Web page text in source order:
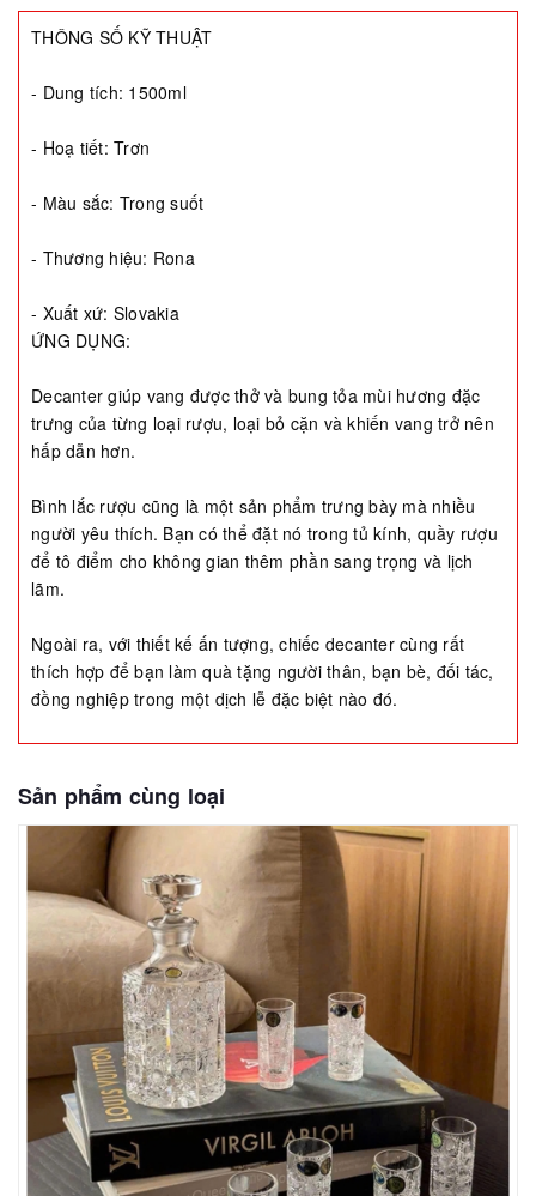
THÔNG SỐ KỸ THUẬT
- Dung tích: 1500ml
- Hoạ tiết: Trơn
- Màu sắc: Trong suốt
- Thương hiệu: Rona
- Xuất xứ: Slovakia
ỨNG DỤNG:
Decanter giúp vang được thở và bung tỏa mùi hương đặc
trưng của từng loại rượu, loại bỏ cặn và khiến vang trở nên
hấp dẫn hơn.
Bình lắc rượu cũng là một sản phẩm trưng bày mà nhiều
người yêu thích. Bạn có thể đặt nó trong tủ kính, quầy rượu
để tô điểm cho không gian thêm phần sang trọng và lịch
lãm.
Ngoài ra, với thiết kế ấn tượng, chiếc decanter cùng rất
thích hợp để bạn làm quà tặng người thân, bạn bè, đối tác,
đồng nghiệp trong một dịch lễ đặc biệt nào đó.
Sản phẩm cùng loại